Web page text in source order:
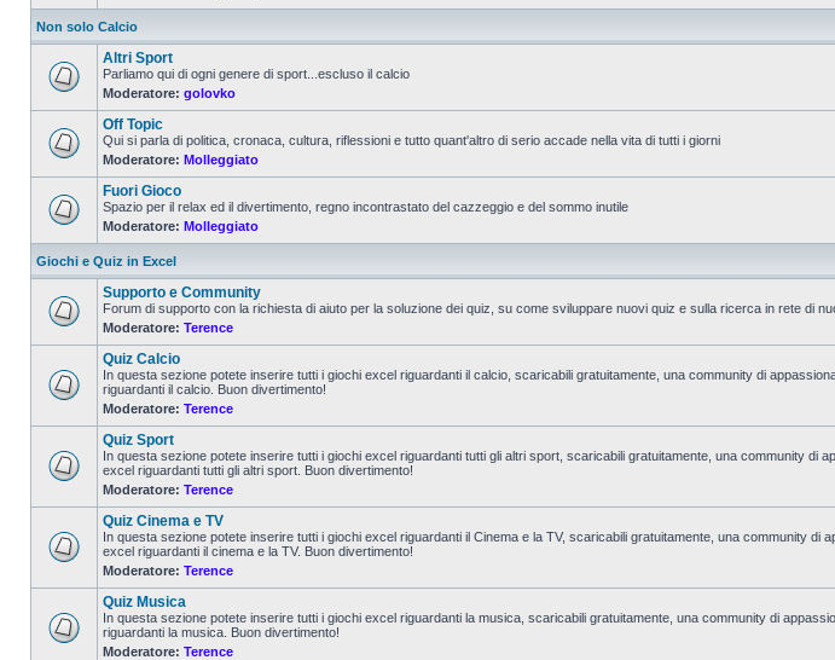
Non solo Calcio
Altri Sport
Parliamo qui di ogni genere di sport...escluso il calcio
Moderatore: golovko
Off Topic
Qui si parla di politica, cronaca, cultura, riflessioni e tutto quant'altro di serio accade nella vita di tutti i giorni
Moderatore: Molleggiato
Fuori Gioco
Spazio per il relax ed il divertimento, regno incontrastato del cazzeggio e del sommo inutile
Moderatore: Molleggiato
Giochi e Quiz in Excel
Supporto e Community
Forum di supporto con la richiesta di aiuto per la soluzione dei quiz, su come sviluppare nuovi quiz e sulla ricerca in rete di
Moderatore: Terence
Quiz Calcio
In questa sezione potete inserire tutti i giochi excel riguardanti il calcio, scaricabili gratuitamente, una community di
riguardanti il calcio. Buon divertimento!
Moderatore: Terence
Quiz Sport
In questa sezione potete inserire tutti i giochi excel riguardanti tutti gli altri sport, scaricabili gratuitamente, una community di
excel riguardanti tutti gli altri sport. Buon divertimento!
Moderatore: Terence
Quiz Cinema e TV
In questa sezione potete inserire tutti i giochi excel riguardanti il Cinema e la TV, scaricabili gratuitamente, una community di
excel riguardanti il cinema e la TV. Buon divertimento!
Moderatore: Terence
Quiz Musica
In questa sezione potete inserire tutti i giochi excel riguardanti la musica, scaricabili gratuitamente, una community di
riguardanti la musica. Buon divertimento!
Moderatore: Terence